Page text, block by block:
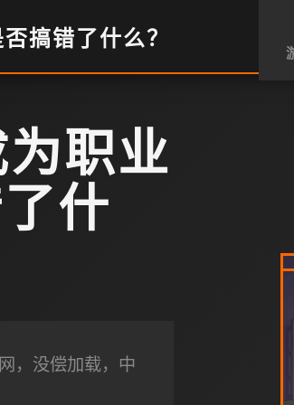
搞错了什么？
职业
什
，没偿加载，中